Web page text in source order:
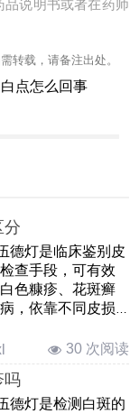
说明书或者在药师
转载，请备注出处。
点怎么回事
分
德灯是临床鉴别皮
查手段，可有效
色糠疹、花斑癣
，依靠不同皮损
30 次阅读
吗
德灯是检测白斑的